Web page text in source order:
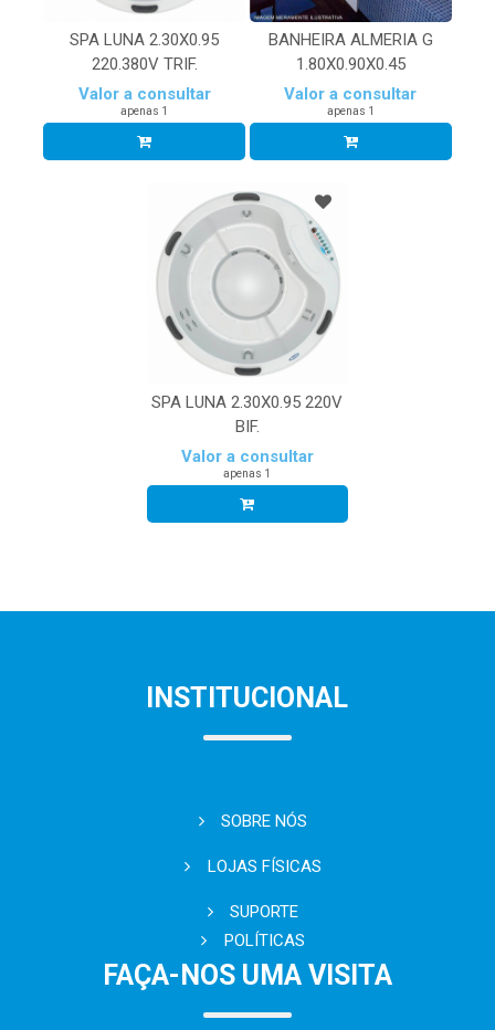
SPA LUNA 2.30X0.95
220.380V TRIF.
Valor a consultar
apenas 1
BANHEIRA ALMERIA G
1.80X0.90X0.45
Valor a consultar
apenas 1
SPA LUNA 2.30X0.95 220V
BIF.
Valor a consultar
apenas 1
INSTITUCIONAL
SOBRE NÓS
LOJAS FÍSICAS
SUPORTE
POLÍTICAS
FAÇA-NOS UMA VISITA